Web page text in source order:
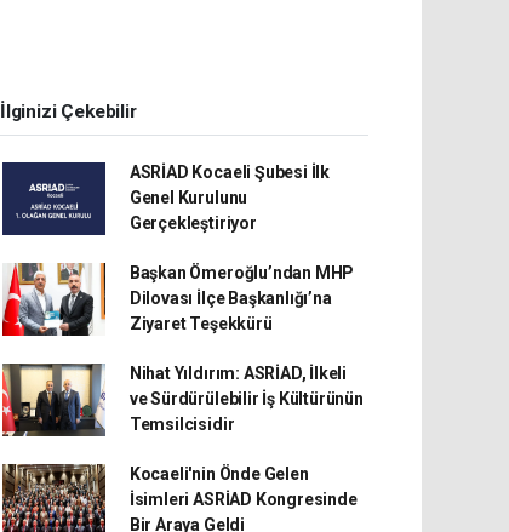
İlginizi Çekebilir
ASRİAD Kocaeli Şubesi İlk
Genel Kurulunu
Gerçekleştiriyor
Başkan Ömeroğlu’ndan MHP
Dilovası İlçe Başkanlığı’na
Ziyaret Teşekkürü
Nihat Yıldırım: ASRİAD, İlkeli
ve Sürdürülebilir İş Kültürünün
Temsilcisidir
Kocaeli'nin Önde Gelen
İsimleri ASRİAD Kongresinde
Bir Araya Geldi